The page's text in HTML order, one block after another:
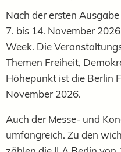
Nach der ersten
7. bis 14. November
Week. Die
Themen Freiheit,
Höhepunkt ist die Berlin
November 2026.
Auch der Messe- und
umfangreich. Zu den